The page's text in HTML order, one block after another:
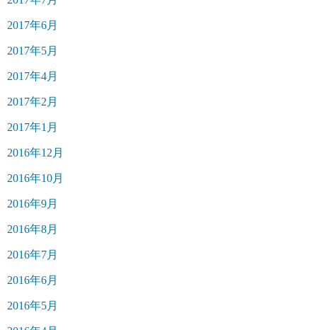
2017年6月
2017年5月
2017年4月
2017年2月
2017年1月
2016年12月
2016年10月
2016年9月
2016年8月
2016年7月
2016年6月
2016年5月